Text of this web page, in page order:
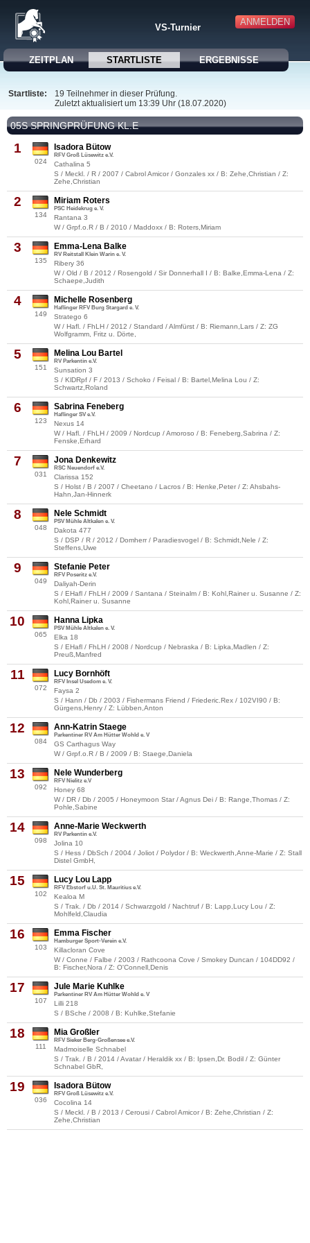
ANMELDEN
VS-Turnier
ZEITPLAN STARTLISTE ERGEBNISSE
Startliste:
19 Teilnehmer in dieser Prüfung.
Zuletzt aktualisiert um 13:39 Uhr (18.07.2020)
05S SPRINGPRÜFUNG KL.E
1
024
Isadora Bütow
RFV Groß Lüsewitz e.V.
Cathalina 5
S / Meckl. / R / 2007 / Cabrol Amicor / Gonzales xx / B: Zehe,Christian / Z:
Zehe,Christian
2
134
Miriam Roters
PSC Heidekrug e. V.
Rantana 3
W / Grpf.o.R / B / 2010 / Maddoxx / B: Roters,Miriam
3
135
Emma-Lena Balke
RV Reitstall Klein Warin e. V.
Ribery 36
W / Old / B / 2012 / Rosengold / Sir Donnerhall I / B: Balke,Emma-Lena / Z:
Schaepe,Judith
4
149
Michelle Rosenberg
Haflinger RFV Burg Stargard e. V.
Stratego 6
W / Hafl. / FhLH / 2012 / Standard / Almfürst / B: Riemann,Lars / Z: ZG
Wolfgramm, Fritz u. Dörte,
5
151
Melina Lou Bartel
RV Parkentin e.V.
Sunsation 3
S / KlDRpf / F / 2013 / Schoko / Feisal / B: Bartel,Melina Lou / Z:
Schwartz,Roland
6
123
Sabrina Feneberg
Haflinger SV e.V.
Nexus 14
W / Hafl. / FhLH / 2009 / Nordcup / Amoroso / B: Feneberg,Sabrina / Z:
Fenske,Erhard
7
031
Jona Denkewitz
RSC Neuendorf e.V.
Clarissa 152
S / Holst / B / 2007 / Cheetano / Lacros / B: Henke,Peter / Z: Ahsbahs-
Hahn,Jan-Hinnerk
8
048
Nele Schmidt
PSV Mühle Altkalen e. V.
Dakota 477
S / DSP / R / 2012 / Domherr / Paradiesvogel / B: Schmidt,Nele / Z:
Steffens,Uwe
9
049
Stefanie Peter
RFV Poseritz e.V.
Daliyah-Derin
S / EHafl / FhLH / 2009 / Santana / Steinalm / B: Kohl,Rainer u. Susanne / Z:
Kohl,Rainer u. Susanne
10
065
Hanna Lipka
PSV Mühle Altkalen e. V.
Elka 18
S / EHafl / FhLH / 2008 / Nordcup / Nebraska / B: Lipka,Madlen / Z:
Preuß,Manfred
11
072
Lucy Bornhöft
RFV Insel Usedom e. V.
Faysa 2
S / Hann / Db / 2003 / Fishermans Friend / Friederic.Rex / 102VI90 / B:
Gürgens,Henry / Z: Lübben,Anton
12
084
Ann-Katrin Staege
Parkentiner RV Am Hütter Wohld e. V
GS Carthagus Way
W / Grpf.o.R / B / 2009 / B: Staege,Daniela
13
092
Nele Wunderberg
RFV Nielitz e.V
Honey 68
W / DR / Db / 2005 / Honeymoon Star / Agnus Dei / B: Range,Thomas / Z:
Pohle,Sabine
14
098
Anne-Marie Weckwerth
RV Parkentin e.V.
Jolina 10
S / Hess / DbSch / 2004 / Joliot / Polydor / B: Weckwerth,Anne-Marie / Z: Stall
Distel GmbH,
15
102
Lucy Lou Lapp
RFV Ebstorf u.U. St. Mauritius e.V.
Kealoa M
S / Trak. / Db / 2014 / Schwarzgold / Nachtruf / B: Lapp,Lucy Lou / Z:
Mohlfeld,Claudia
16
103
Emma Fischer
Hamburger Sport-Verein e.V.
Killacloran Cove
W / Conne / Falbe / 2003 / Rathcoona Cove / Smokey Duncan / 104DD92 /
B: Fischer,Nora / Z: O'Connell,Denis
17
107
Jule Marie Kuhlke
Parkentiner RV Am Hütter Wohld e. V
Lilli 218
S / BSche / 2008 / B: Kuhlke,Stefanie
18
111
Mia Großler
RFV Sieker Berg-Großensee e.V.
Madmoiselle Schnabel
S / Trak. / B / 2014 / Avatar / Heraldik xx / B: Ipsen,Dr. Bodil / Z: Günter
Schnabel GbR,
19
036
Isadora Bütow
RFV Groß Lüsewitz e.V.
Cocolina 14
S / Meckl. / B / 2013 / Cerousi / Cabrol Amicor / B: Zehe,Christian / Z:
Zehe,Christian